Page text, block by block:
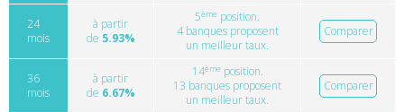
24
mois
à partir
de 5.93%
5ème position.
4 banques proposent
un meilleur taux.
Comparer
36
mois
à partir
de 6.67%
14èmeposition.
13 banques proposent
un meilleur taux.
Comparer